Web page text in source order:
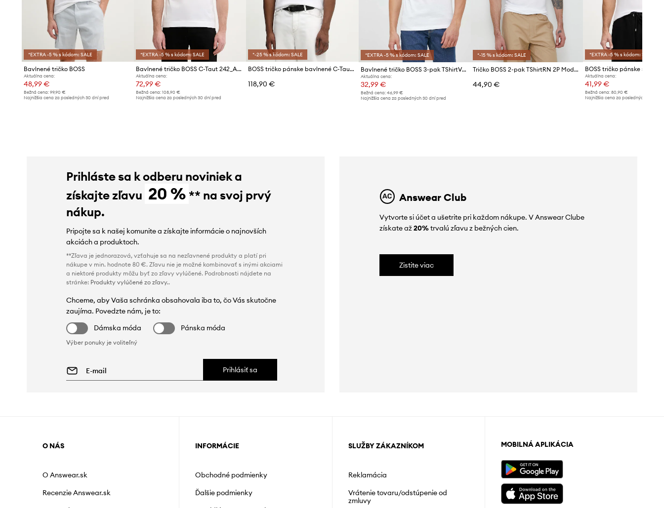
*EXTRA -5 % s kódom: SALE
Bavlnené tričko BOSS
Aktuálna cena:
48,99 €
Bežná cena: 99,90 €
Najnižšia cena za posledných 30 dní pred
*EXTRA -5 % s kódom: SALE
Bavlnené tričko BOSS C-Taut 242_AM
Aktuálna cena:
72,99 €
Bežná cena:108,90 €
Najnižšia cena za posledných 30 dní pred
*-25 % s kódom: SALE
BOSS tričko pánske bavlnené C-Taut 01
118,90 €
*EXTRA -5 % s kódom: SALE
Bavlnené tričko BOSS 3-pak TShirtVN 3P Classic
Aktuálna cena:
32,99 €
Bežná cena: 46,99 €
Najnižšia cena za posledných 30 dní pred
*-15 % s kódom: SALE
Tričko BOSS 2-pak TShirtRN 2P Modern
44,90 €
*EXTRA -5 % s kódom: SALE
Aktuálna cena:
41,99 €
Bežná cena: 80,90 €
Najnižšia cena za posledných 30 dní
Prihláste sa k odberu noviniek a
získajte zľavu 20 % ** na svoj prvý
nákup.
Pripojte sa k našej komunite a získajte informácie o najnovších
akciách a produktoch.
**Zľava je jednorazová, vzťahuje sa na nezľavnené produkty a platí pri
nákupe v min. hodnote 80 €. Zľavu nie je možné kombinovať s inými akciami
a niektoré produkty môžu byť zo zľavy vylúčené. Podrobnosti nájdete na
stránke: Produkty vylúčené zo zľavy..
Chceme, aby Vaša schránka obsahovala iba to, čo Vás skutočne
zaujíma. Povedzte nám, je to:
Dámska móda
Pánska móda
Výber ponuky je voliteľný
Prihlásiť sa
Answear Club
Vytvorte si účet a ušetrite pri každom nákupe. V Answear Clube
získate až20%trvalú zľavu z bežných cien.
Zistite viac
O NÁS
O Answear.sk
Recenzie Answear.sk
INFORMÁCIE
Obchodné podmienky
Ďalšie podmienky
SLUŽBY ZÁKAZNÍKOM
Reklamácia
Vrátenie tovaru/odstúpenie od
zmluvy
MOBILNÁ APLIKÁCIA